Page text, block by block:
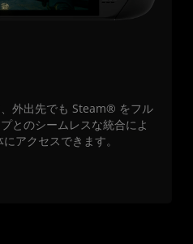
外出先でも Steam® をフル
とのシームレスな統合によ
アクセスできます。